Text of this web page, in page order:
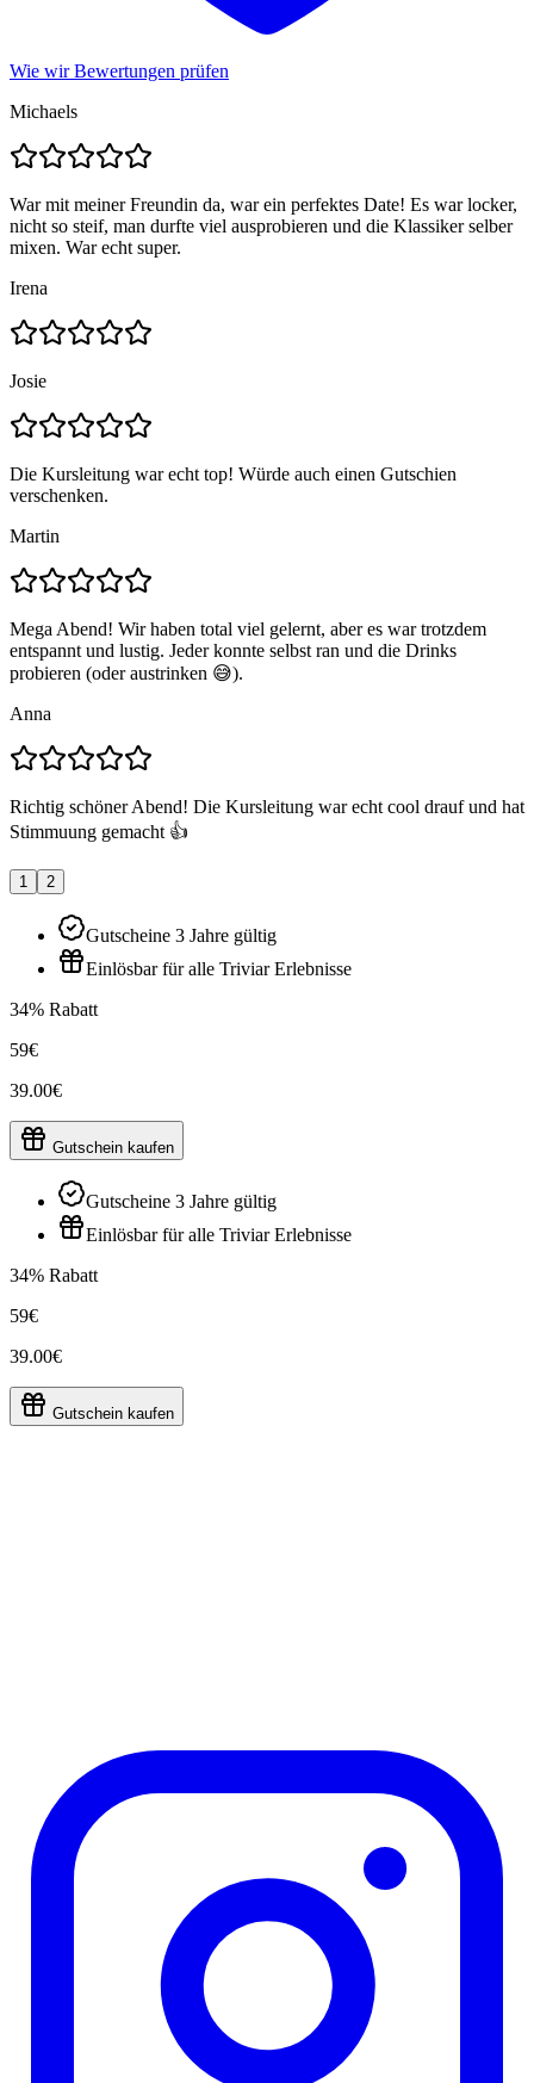
Wie wir Bewertungen prüfen
Michaels
War mit meiner Freundin da, war ein perfektes Date! Es war locker,
nicht so steif, man durfte viel ausprobieren und die Klassiker selber
mixen. War echt super.
Irena
Josie
Die Kursleitung war echt top! Würde auch einen Gutschien
verschenken.
Martin
Mega Abend! Wir haben total viel gelernt, aber es war trotzdem
entspannt und lustig. Jeder konnte selbst ran und die Drinks
probieren (oder austrinken 😅).
Anna
Richtig schöner Abend! Die Kursleitung war echt cool drauf und hat
Stimmuung gemacht 👍
1 2
Gutscheine 3 Jahre gültig
Einlösbar für alle Triviar Erlebnisse
34% Rabatt
59€
39.00€
Gutschein kaufen
Gutscheine 3 Jahre gültig
Einlösbar für alle Triviar Erlebnisse
34% Rabatt
59€
39.00€
Gutschein kaufen